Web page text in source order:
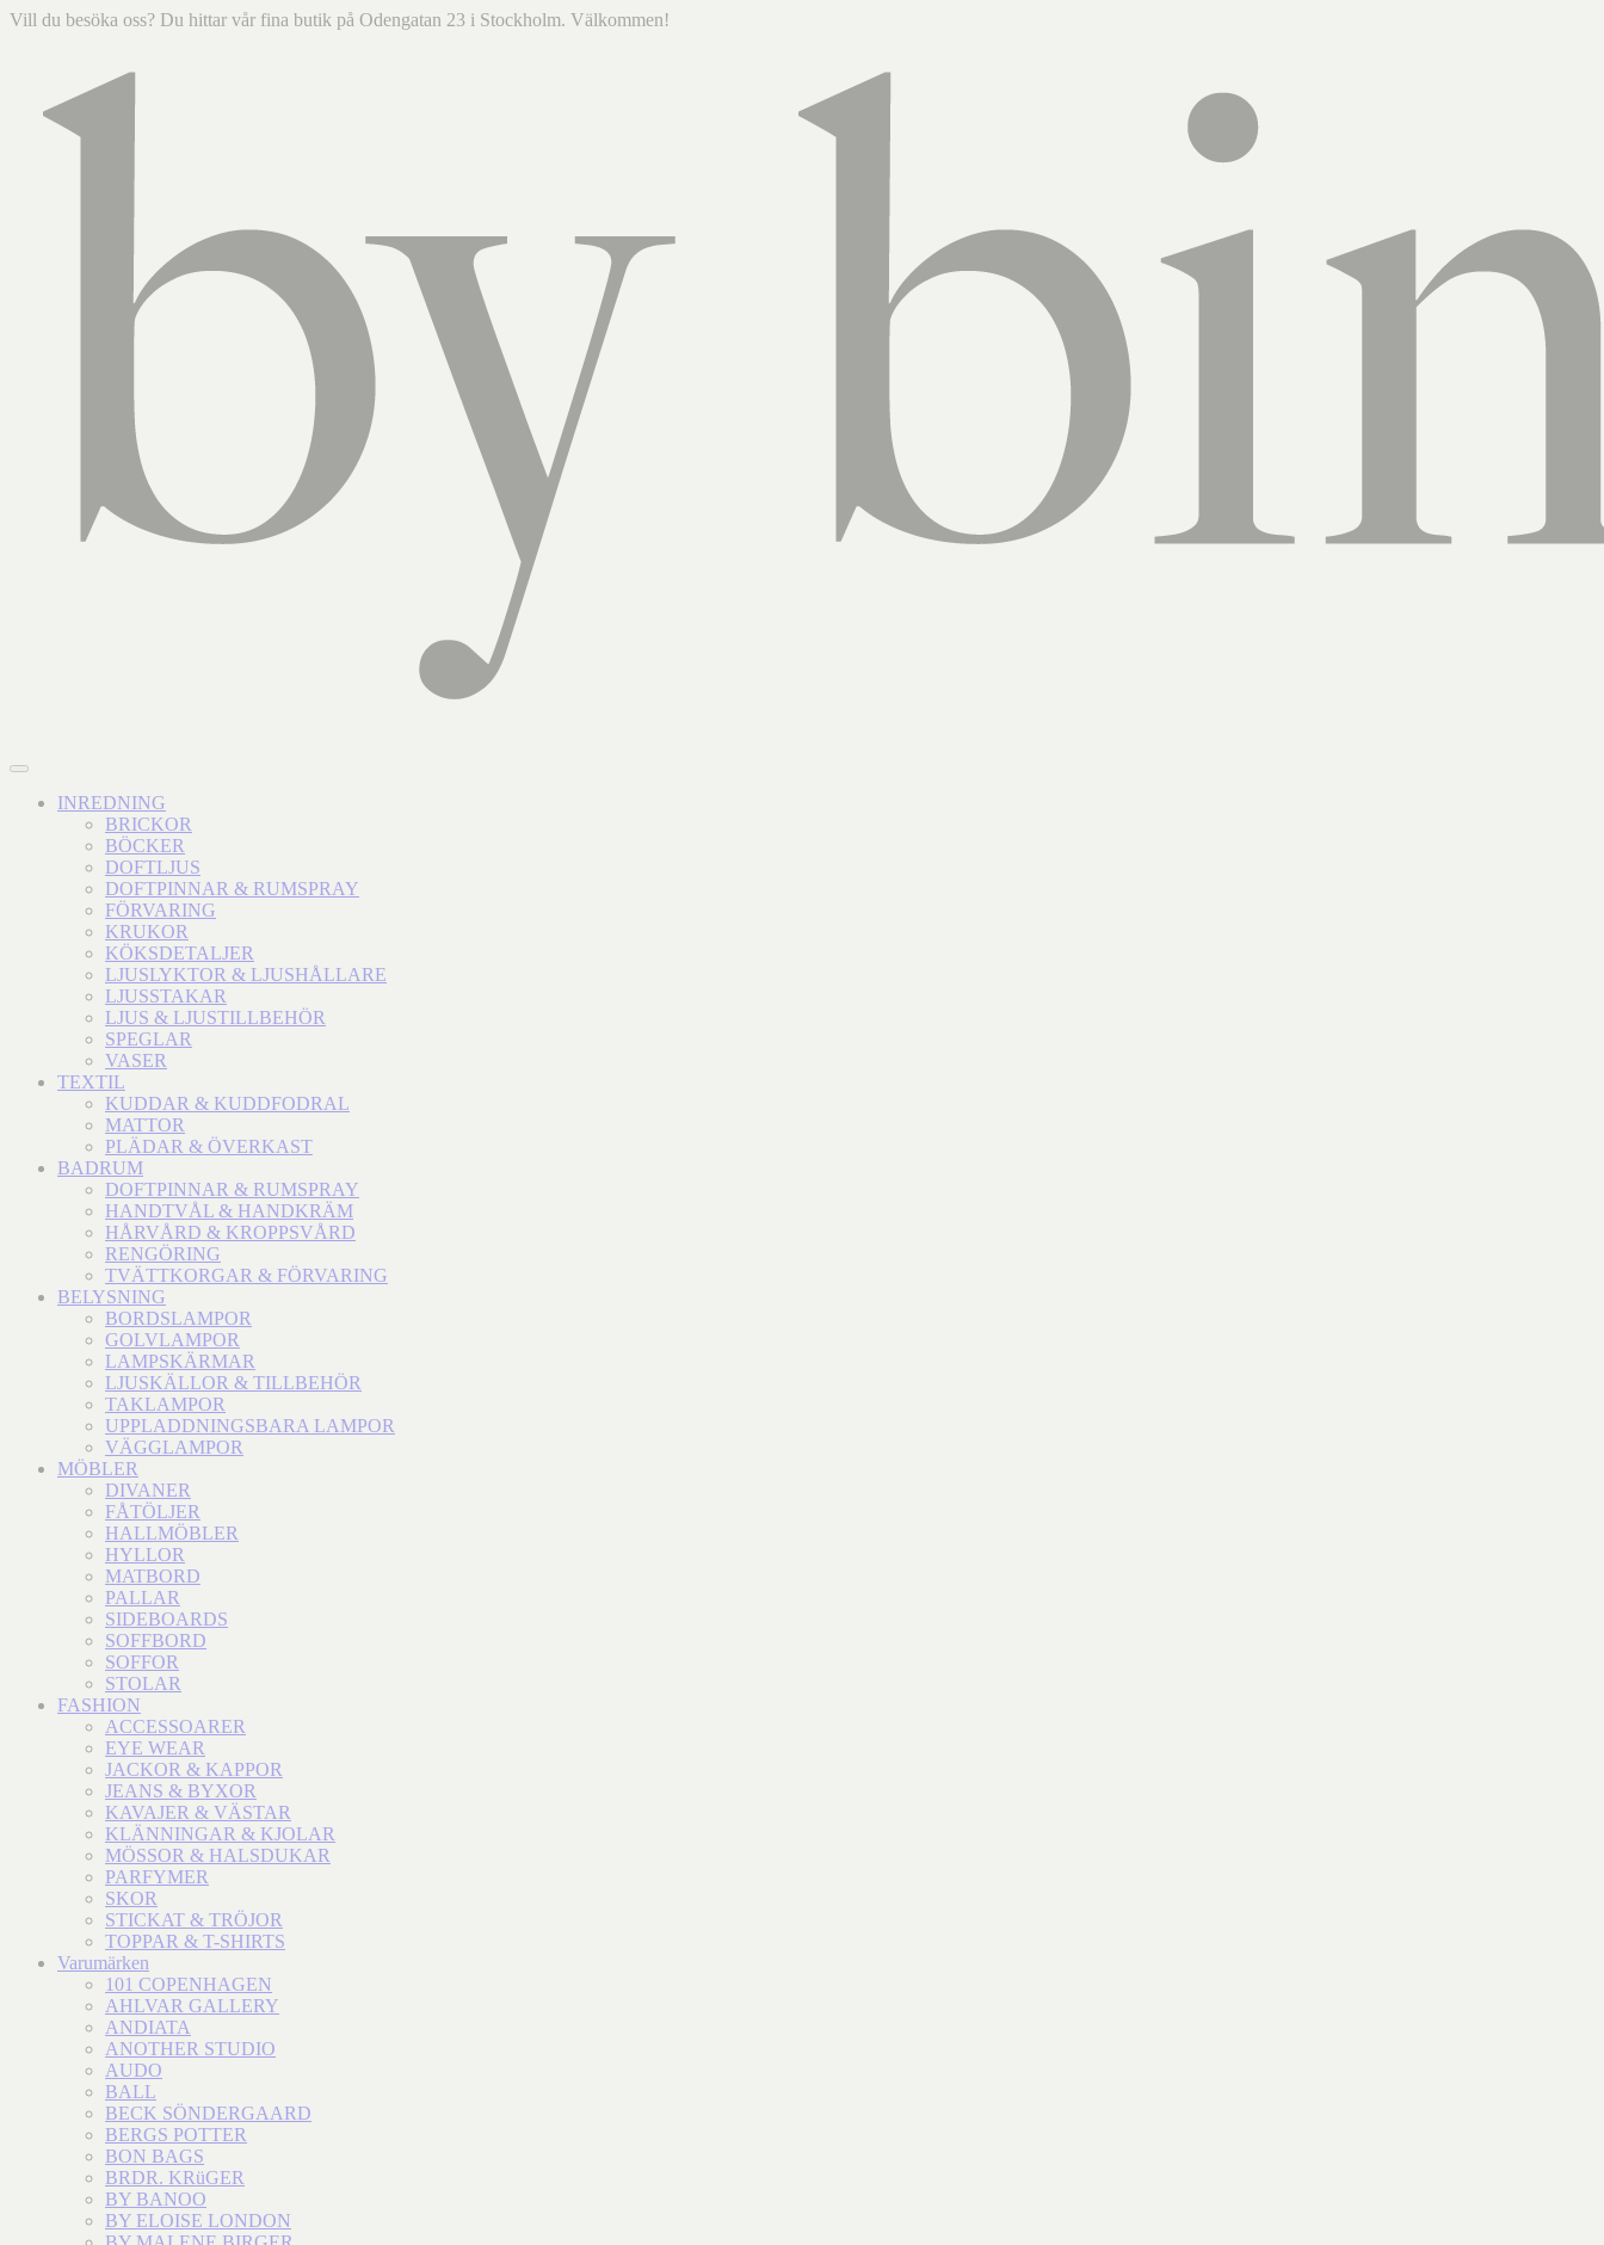
Vill du besöka oss? Du hittar vår fina butik på Odengatan 23 i Stockholm. Välkommen!
INREDNING
BRICKOR
BÖCKER
DOFTLJUS
DOFTPINNAR & RUMSPRAY
FÖRVARING
KRUKOR
KÖKSDETALJER
LJUSLYKTOR & LJUSHÅLLARE
LJUSSTAKAR
LJUS & LJUSTILLBEHÖR
SPEGLAR
VASER
TEXTIL
KUDDAR & KUDDFODRAL
MATTOR
PLÄDAR & ÖVERKAST
BADRUM
DOFTPINNAR & RUMSPRAY
HANDTVÅL & HANDKRÄM
HÅRVÅRD & KROPPSVÅRD
RENGÖRING
TVÄTTKORGAR & FÖRVARING
BELYSNING
BORDSLAMPOR
GOLVLAMPOR
LAMPSKÄRMAR
LJUSKÄLLOR & TILLBEHÖR
TAKLAMPOR
UPPLADDNINGSBARA LAMPOR
VÄGGLAMPOR
MÖBLER
DIVANER
FÅTÖLJER
HALLMÖBLER
HYLLOR
MATBORD
PALLAR
SIDEBOARDS
SOFFBORD
SOFFOR
STOLAR
FASHION
ACCESSOARER
EYE WEAR
JACKOR & KAPPOR
JEANS & BYXOR
KAVAJER & VÄSTAR
KLÄNNINGAR & KJOLAR
MÖSSOR & HALSDUKAR
PARFYMER
SKOR
STICKAT & TRÖJOR
TOPPAR & T-SHIRTS
Varumärken
101 COPENHAGEN
AHLVAR GALLERY
ANDIATA
ANOTHER STUDIO
AUDO
BALL
BECK SÖNDERGAARD
BERGS POTTER
BON BAGS
BRDR. KRüGER
BY BANOO
BY ELOISE LONDON